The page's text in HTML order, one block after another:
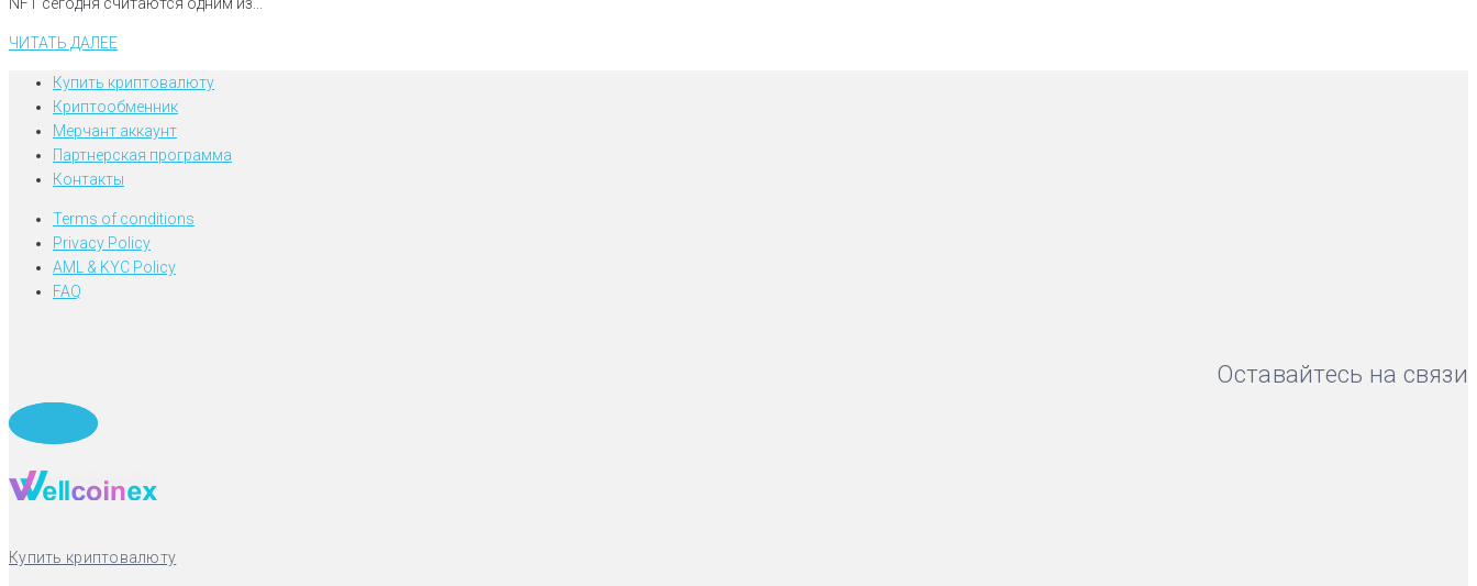
ЧИТАТЬ ДАЛЕЕ
Купить криптовалюту
Криптообменник
Мерчант аккаунт
Партнерская программа
Контакты
Terms of conditions
Privacy Policy
AML & KYC Policy
FAQ
Оставайтесь на связи
Купить криптовалюту